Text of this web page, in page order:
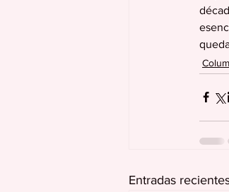
Entradas